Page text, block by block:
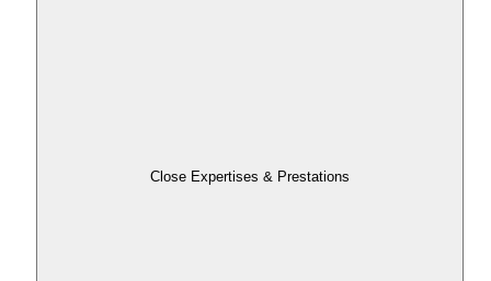
Close Expertises & Prestations